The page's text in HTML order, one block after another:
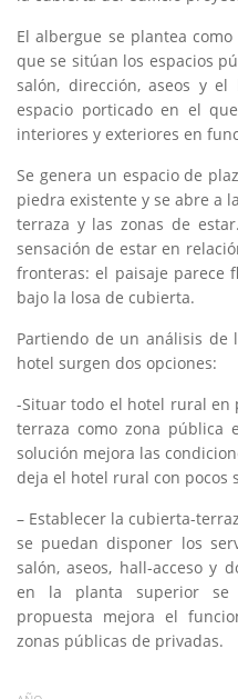
El albergue se plantea
que se sitúan los espacios
salón, dirección, aseos y
espacio porticado en el
interiores y exteriores en
Se genera un espacio de
piedra existente y se abre a
terraza y las zonas de
sensación de estar en
fronteras: el paisaje parece
bajo la losa de cubierta.
Partiendo de un análisis de
hotel surgen dos opciones:
-Situar todo el hotel rural en
terraza como zona pública
solución mejora las
deja el hotel rural con pocos
– Establecer la cubierta-
se puedan disponer los
salón, aseos, hall-acceso y
en la planta superior se
propuesta mejora el
zonas públicas de privadas.